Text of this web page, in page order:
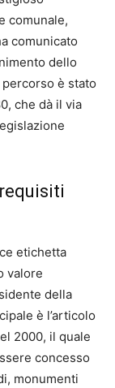
comunale,
comunicato
dello
percorso è stato
che dà il via
etichetta
valore
della
è l’articolo
2000, il quale
concesso
monumenti